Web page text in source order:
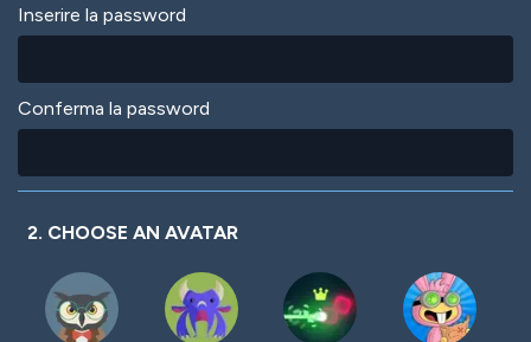
Inserire la password
Conferma la password
2. CHOOSE AN AVATAR